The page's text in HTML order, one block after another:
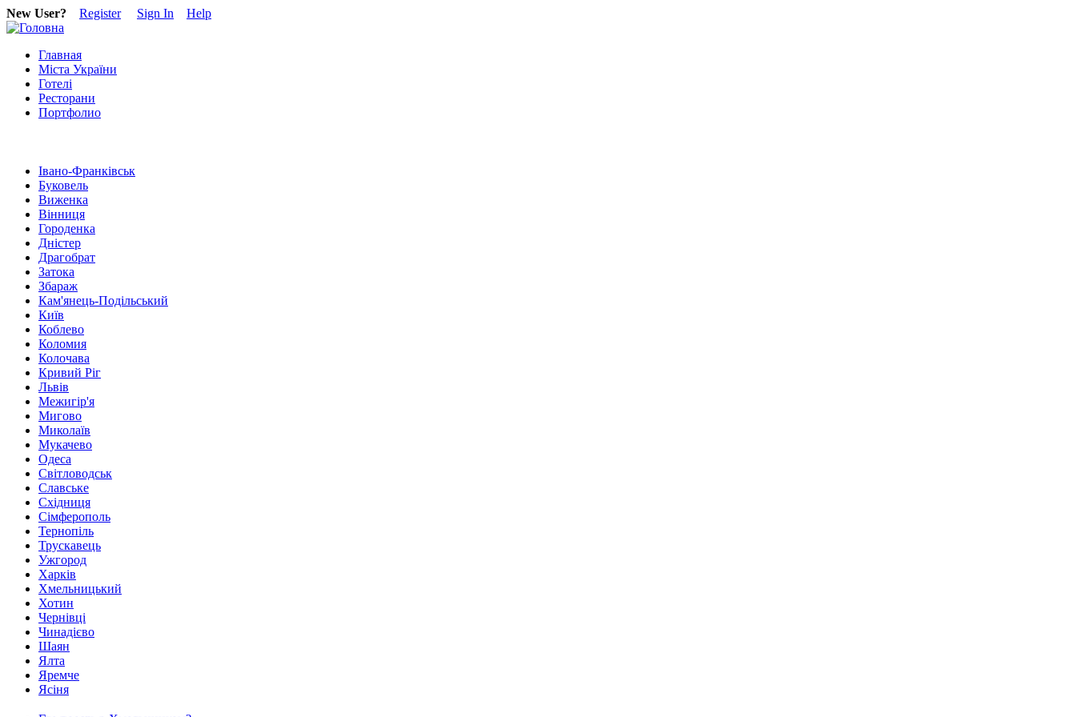
New User? Register Sign In Help
Главная
Міста України
Готелі
Ресторани
Портфолио
Івано-Франківськ
Буковель
Виженка
Вінниця
Городенка
Дністер
Драгобрат
Затока
Збараж
Кам'янець-Подільський
Київ
Коблево
Коломия
Колочава
Кривий Ріг
Львів
Межигір'я
Мигово
Миколаїв
Мукачево
Одеса
Світловодськ
Славське
Східниця
Сімферополь
Тернопіль
Трускавець
Ужгород
Харків
Хмельницький
Хотин
Чернівці
Чинадієво
Шаян
Ялта
Яремче
Ясіня